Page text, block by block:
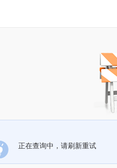
正在查询中，请刷新重试